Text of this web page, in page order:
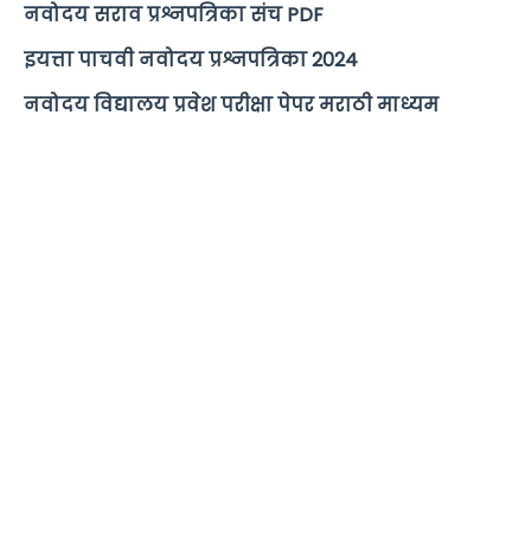
नवोदय सराव प्रश्नपत्रिका संच PDF
इयत्ता पाचवी नवोदय प्रश्नपत्रिका 2024
नवोदय विद्यालय प्रवेश परीक्षा पेपर मराठी माध्यम